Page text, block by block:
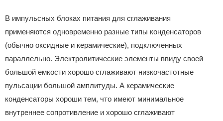
В импульсных блоках питания для сглаживания
применяются одновременно разные типы конденсаторов
(обычно оксидные и керамические), подключенных
параллельно. Электролитические элементы ввиду своей
большой емкости хорошо сглаживают низкочастотные
пульсации большой амплитуды. А керамические
конденсаторы хороши тем, что имеют минимальное
внутреннее сопротивление и хорошо сглаживают